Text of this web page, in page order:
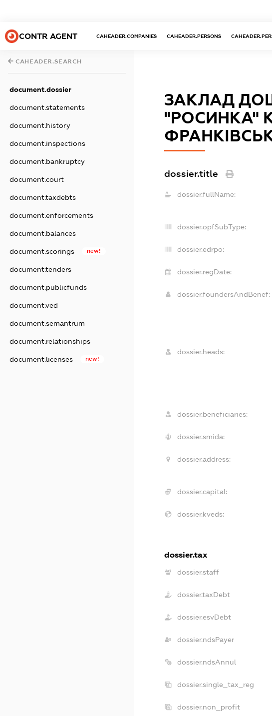
CONTR AGENT CAHEADER.COMPANIES CAHEADER.PERSONS
CAHEADER.SEARCH
document.dossier
document.statements
document.history
document.inspections
document.bankruptcy
document.court
document.taxdebts
document.enforcements
document.balances
document.scorings new!
document.tenders
document.publicfunds
document.ved
document.semantrum
document.relationships
document.licenses new!
ЗАКЛАД
"РОСИНКА"
dossier.title
dossier.fullName:
dossier.opfSubType:
dossier.edrpo:
dossier.regDate:
dossier.foundersAndBenef:
dossier.heads:
dossier.beneficiaries:
dossier.smida:
dossier.address:
dossier.capital:
dossier.kveds:
dossier.tax
dossier.staff
dossier.taxDebt
dossier.esvDebt
dossier.ndsPayer
dossier.ndsAnnul
dossier.single_tax_reg
dossier.non_profit